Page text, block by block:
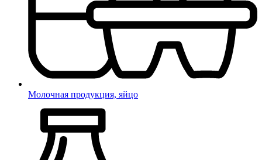
Молочная продукция, яйцо